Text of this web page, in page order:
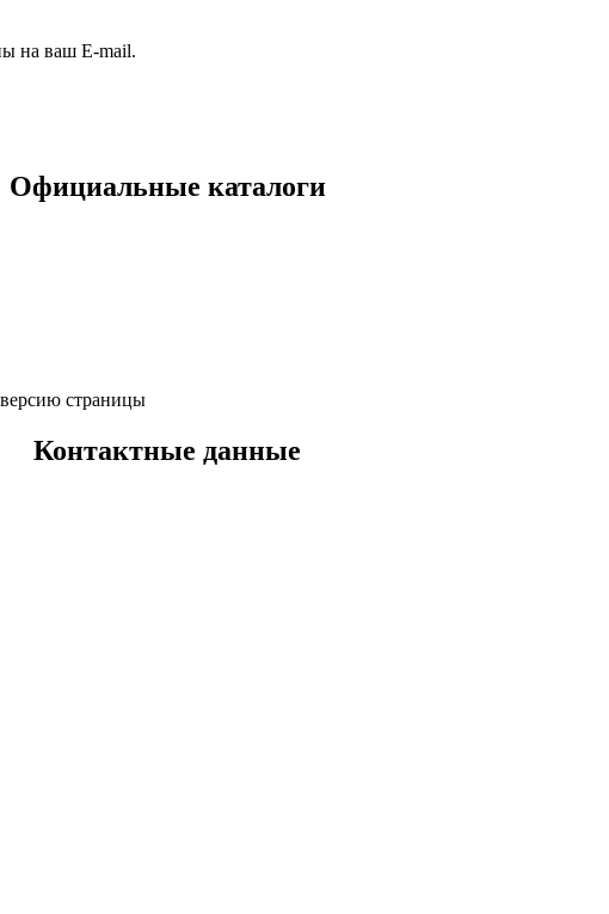
на ваш E-mail.
Официальные каталоги
страницы
Контактные данные